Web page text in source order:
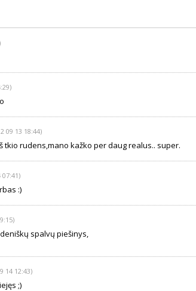
09 13 18:44)
tkio rudens,mano kažko per daug realus.. super.
07:41)
:)
spalvų piešinys,
14 12:43)
;)